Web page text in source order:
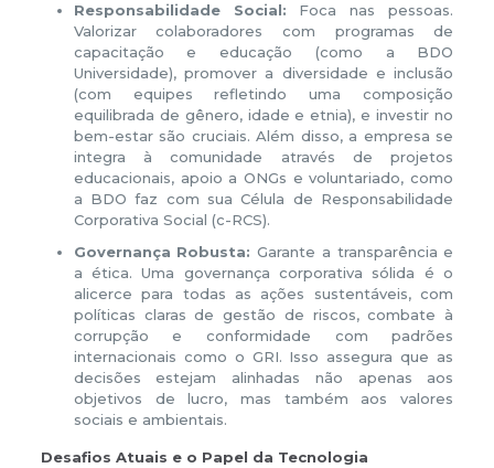
Responsabilidade Social: Foca nas pessoas.
Valorizar colaboradores com programas de
capacitação e educação (como a BDO
Universidade), promover a diversidade e inclusão
(com equipes refletindo uma composição
equilibrada de gênero, idade e etnia), e investir no
bem-estar são cruciais. Além disso, a empresa se
integra à comunidade através de projetos
educacionais, apoio a ONGs e voluntariado, como
a BDO faz com sua Célula de Responsabilidade
Corporativa Social (c-RCS).
Governança Robusta: Garante a transparência e
a ética. Uma governança corporativa sólida é o
alicerce para todas as ações sustentáveis, com
políticas claras de gestão de riscos, combate à
corrupção e conformidade com padrões
internacionais como o GRI. Isso assegura que as
decisões estejam alinhadas não apenas aos
objetivos de lucro, mas também aos valores
sociais e ambientais.
Desafios Atuais e o Papel da Tecnologia